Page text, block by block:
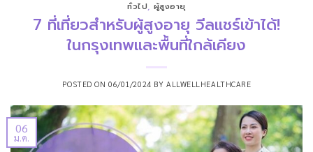
ทั่วไป, ผู้สูงอายุ
7 ที่เที่ยวสำหรับผู้สูงอายุ วีลแชร์เข้าได้!
ในกรุงเทพและพื้นที่ใกล้เคียง
POSTED ON06/01/2024 BY ALLWELLHEALTHCARE
06
ม.ค.